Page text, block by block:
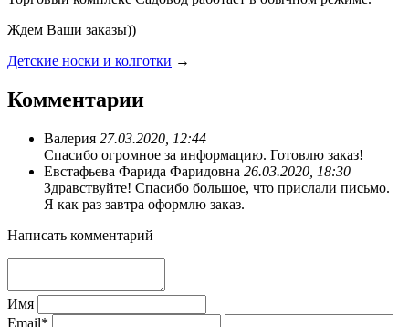
Ждем Ваши заказы))
Детские носки и колготки →
Комментарии
Валерия 27.03.2020, 12:44
Спасибо огромное за информацию. Готовлю заказ!
Евстафьева Фарида Фаридовна 26.03.2020, 18:30
Здравствуйте! Спасибо большое, что прислали письмо.
Я как раз завтра оформлю заказ.
Написать комментарий
Имя
Email*